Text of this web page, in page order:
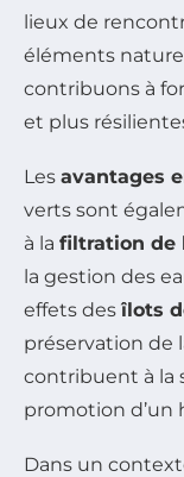
lieux de
éléments
contribuons à
et plus
Les avantages
verts sont
à la filtration de
la gestion des
effets des îlots
préservation de
contribuent à la
promotion d’un
Dans un